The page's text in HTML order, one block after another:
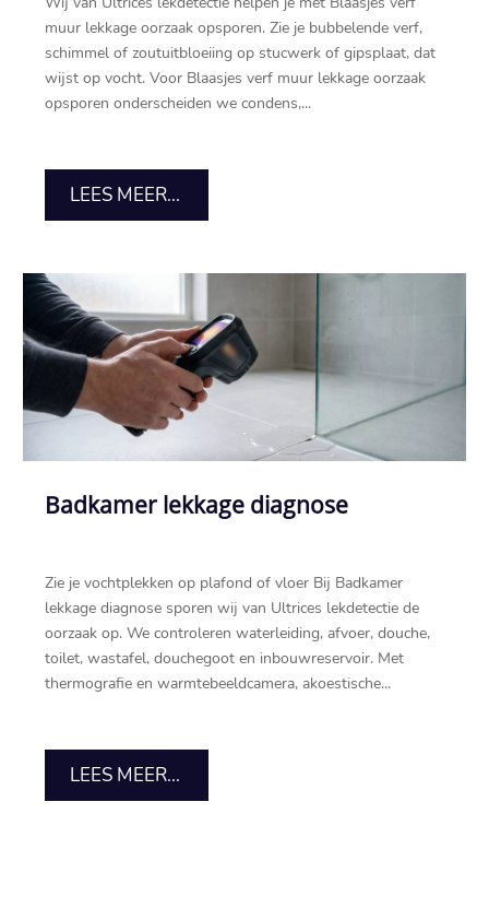
muur lekkage oorzaak opsporen.​ Zie je bubbelende verf,
schimmel of zoutuitbloeiing op stucwerk of gipsplaat, dat
wijst op vocht.​ Voor Blaasjes verf muur lekkage oorzaak
opsporen onderscheiden we condens,...
LEES MEER...
Badkamer lekkage diagnose
Zie je vochtplekken op plafond of vloer Bij Badkamer
lekkage diagnose sporen wij van Ultrices lekdetectie de
oorzaak op.​ We controleren waterleiding, afvoer, douche,
toilet, wastafel, douchegoot en inbouwreservoir.​ Met
thermografie en warmtebeeldcamera, akoestische...
LEES MEER...